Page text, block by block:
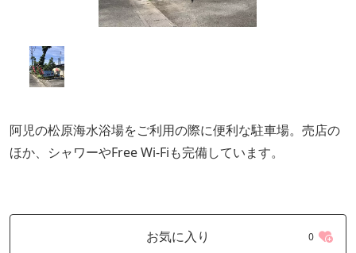
阿児の松原海水浴場をご利用の際に便利な駐車場。売店の
ほか、シャワーやFree Wi-Fiも完備しています。
お気に入り 0